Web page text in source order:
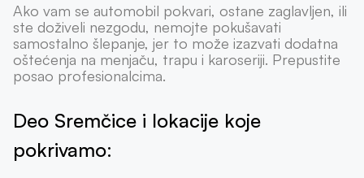
Ako vam se automobil pokvari, ostane zaglavljen, ili
ste doživeli nezgodu, nemojte pokušavati
samostalno šlepanje, jer to može izazvati dodatna
oštećenja na menjaču, trapu i karoseriji. Prepustite
posao profesionalcima.
Deo Sremčice i lokacije koje
pokrivamo: